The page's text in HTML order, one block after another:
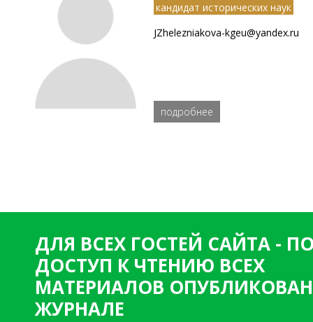
кандидат исторических наук
JZhelezniakova-kgeu@yandex.ru
подробнее
ДЛЯ ВСЕХ ГОСТЕЙ САЙТА -
ДОСТУП К ЧТЕНИЮ ВСЕХ
МАТЕРИАЛОВ
ЖУРНАЛЕ